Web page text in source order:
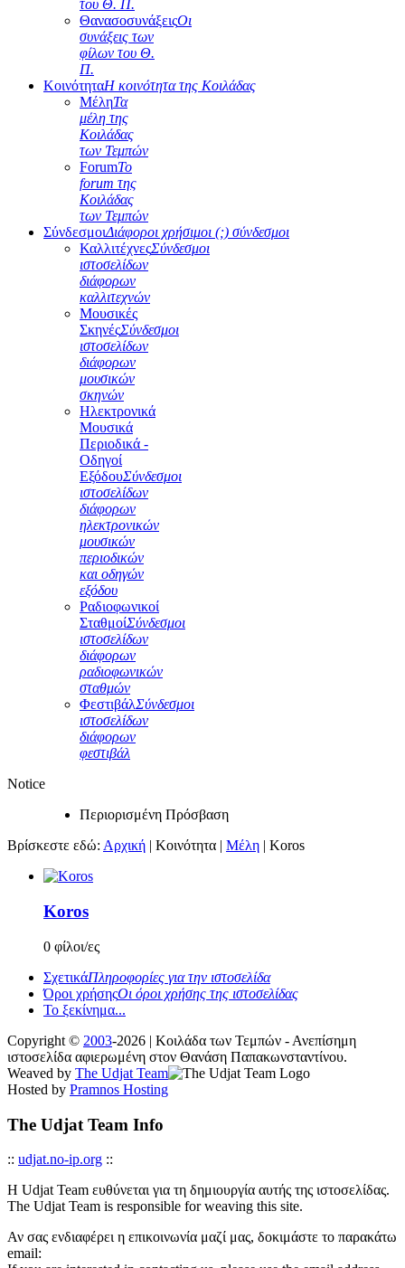
του Θ. Π.
ΘανασοσυνάξειςΟι
συνάξεις των
φίλων του Θ.
Π.
ΚοινότηταΗ κοινότητα της Κοιλάδας
ΜέληΤα
μέλη της
Κοιλάδας
των Τεμπών
ForumΤο
forum της
Κοιλάδας
των Τεμπών
ΣύνδεσμοιΔιάφοροι χρήσιμοι (;) σύνδεσμοι
ΚαλλιτέχνεςΣύνδεσμοι
ιστοσελίδων
διάφορων
καλλιτεχνών
Μουσικές
ΣκηνέςΣύνδεσμοι
ιστοσελίδων
διάφορων
μουσικών
σκηνών
Ηλεκτρονικά
Μουσικά
Περιοδικά -
Οδηγοί
ΕξόδουΣύνδεσμοι
ιστοσελίδων
διάφορων
ηλεκτρονικών
μουσικών
περιοδικών
και οδηγών
εξόδου
Ραδιοφωνικοί
ΣταθμοίΣύνδεσμοι
ιστοσελίδων
διάφορων
ραδιοφωνικών
σταθμών
ΦεστιβάλΣύνδεσμοι
ιστοσελίδων
διάφορων
φεστιβάλ
Notice
Περιορισμένη Πρόσβαση
Βρίσκεστε εδώ: Αρχική | Κοινότητα | Μέλη | Koros
Koros
0 φίλοι/ες
ΣχετικάΠληροφορίες για την ιστοσελίδα
Όροι χρήσηςΟι όροι χρήσης της ιστοσελίδας
Το ξεκίνημα...
Copyright © 2003-2026 | Κοιλάδα των Τεμπών - Ανεπίσημη
ιστοσελίδα αφιερωμένη στον Θανάση Παπακωνσταντίνου.
Weaved by The Udjat Team
Hosted by Pramnos Hosting
The Udjat Team Info
:: udjat.no-ip.org ::
Η Udjat Team ευθύνεται για τη δημιουργία αυτής της ιστοσελίδας.
The Udjat Team is responsible for weaving this site.
Αν σας ενδιαφέρει η επικοινωνία μαζί μας, δοκιμάστε το παρακάτω
email: